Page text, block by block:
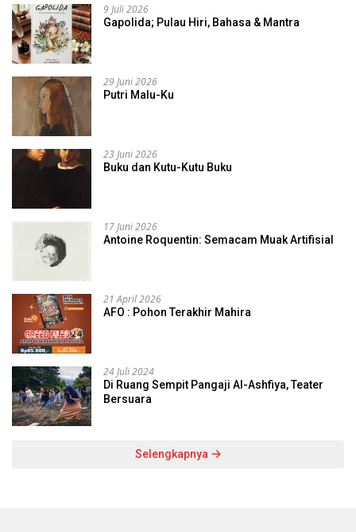
9 Juli 2026
Gapolida; Pulau Hiri, Bahasa & Mantra
29 Juni 2026
Putri Malu-Ku
23 Juni 2026
Buku dan Kutu-Kutu Buku
17 Juni 2026
Antoine Roquentin: Semacam Muak Artifisial
21 April 2026
AFO : Pohon Terakhir Mahira
24 Juli 2024
Di Ruang Sempit Pangaji Al-Ashfiya, Teater
Bersuara
Selengkapnya